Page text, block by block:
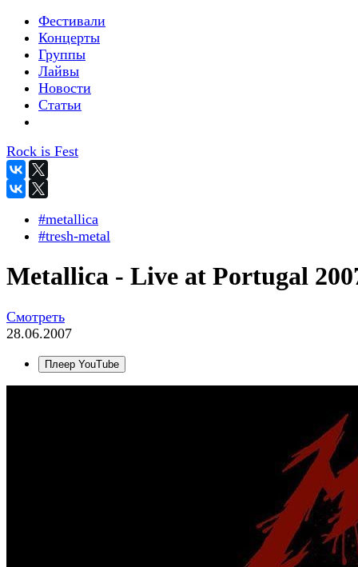
Фестивали
Концерты
Группы
Лайвы
Новости
Статьи
Rock is Fest
#metallica
#tresh-metal
Metallica - Live at Portugal
Смотреть
28.06.2007
Плеер YouTube